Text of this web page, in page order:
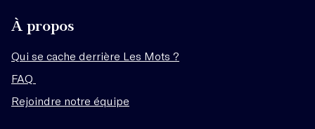
À propos
Qui se cache derrière Les Mots ?
FAQ
Rejoindre notre équipe